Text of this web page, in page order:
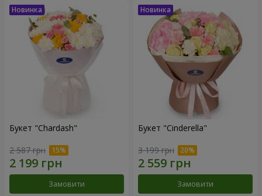
Букет "Chardash"
2 587 грн
Замовити
Букет "Cinderella"
3 199 грн
Замовити